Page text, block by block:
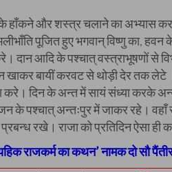
के हाँकने और शस्त्र चलाने का अभ्यास
पूजित हुए भगवान् विष्णु का, हवन
दान आदि के पश्चात् वस्त्राभूषणों से
बायीं करवट से थोड़ी देर तक लेटे
करे। दिन के अन्त में सायं संध्या करके
के पश्चात् अन्तःपुर में जाकर रहे। वहाँ
प्रबन्ध रखे। राजा को प्रतिदिन ऐसा
राजकर्म का कथन’ नामक दो सौ